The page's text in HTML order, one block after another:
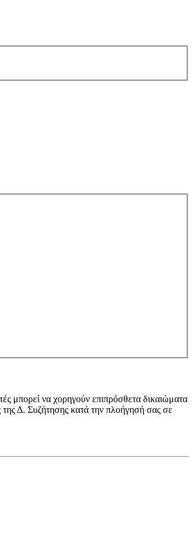
μπορεί να χορηγούν επιπρόσθετα δικαιώματα
της Δ. Συζήτησης κατά την πλοήγησή σας σε